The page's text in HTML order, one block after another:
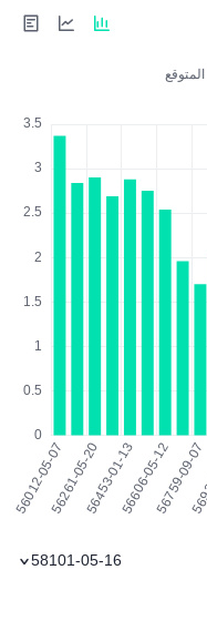
المتوقع
58101-05-16